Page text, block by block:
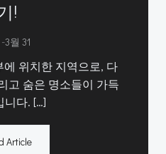
!
-3월 31
위치한 지역으로, 다
고 숨은 명소들이 가득
니다. […]
Article